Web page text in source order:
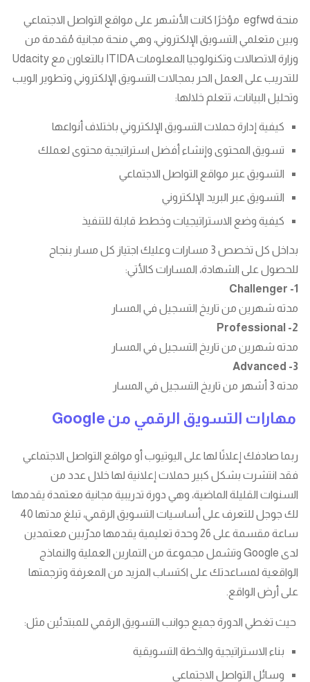
منحة egfwd مؤخرًا كانت الأشهر على مواقع التواصل الاجتماعي
وبين متعلمي التسويق الإلكتروني، وهي منحة مجانية مُقدمة من
وزارة الاتصالات وتكنولوجيا المعلومات ITIDA بالتعاون مع Udacity
للتدريب على العمل الحر بمجالات التسويق الإلكتروني وتطوير الويب
وتحليل البيانات، تتعلم خلالها:
كيفية إدارة حملات التسويق الإلكتروني باختلاف أنواعها
تسويق المحتوى وإنشاء أفضل استراتيجية محتوى لعملك
التسويق عبر مواقع التواصل الاجتماعي
التسويق عبر البريد الإلكتروني
كيفية وضع الاستراتيجيات وخطط قابلة للتنفيذ
بداخل كل تخصص 3 مسارات وعليك اجتياز كل مسار بنجاح
للحصول على الشهادة، المسارات كالأتي:
1- Challenger
مدته شهرين من تاريخ التسجيل في المسار
2- Professional
مدته شهرين من تاريخ التسجيل في المسار
3- Advanced
مدته 3 أشهر من تاريخ التسجيل في المسار
مهارات التسويق الرقمي من Google
ربما صادفك إعلانًا لها على اليوتيوب أو مواقع التواصل الاجتماعي
فقد انتشرت بشكل كبير حملات إعلانية لها خلال عدد من
السنوات القليلة الماضية، وهي دورة تدريبية مجانية معتمدة يقدمها
لك جوجل للتعرف على أساسيات التسويق الرقمي، تبلغ مدتها 40
ساعة مقسمة على 26 وحدة تعليمية يقدمها مدرّبين معتمدين
لدى Google وتشمل مجموعة من التمارين العملية والنماذج
الواقعية لمساعدتك على اكتساب المزيد من المعرفة وترجمتها
على أرض الواقع.
حيث تغطي الدورة جميع جوانب التسويق الرقمي للمبتدئين مثل:
بناء الاستراتيجية والخطة التسويقية
وسائل التواصل الاجتماعي